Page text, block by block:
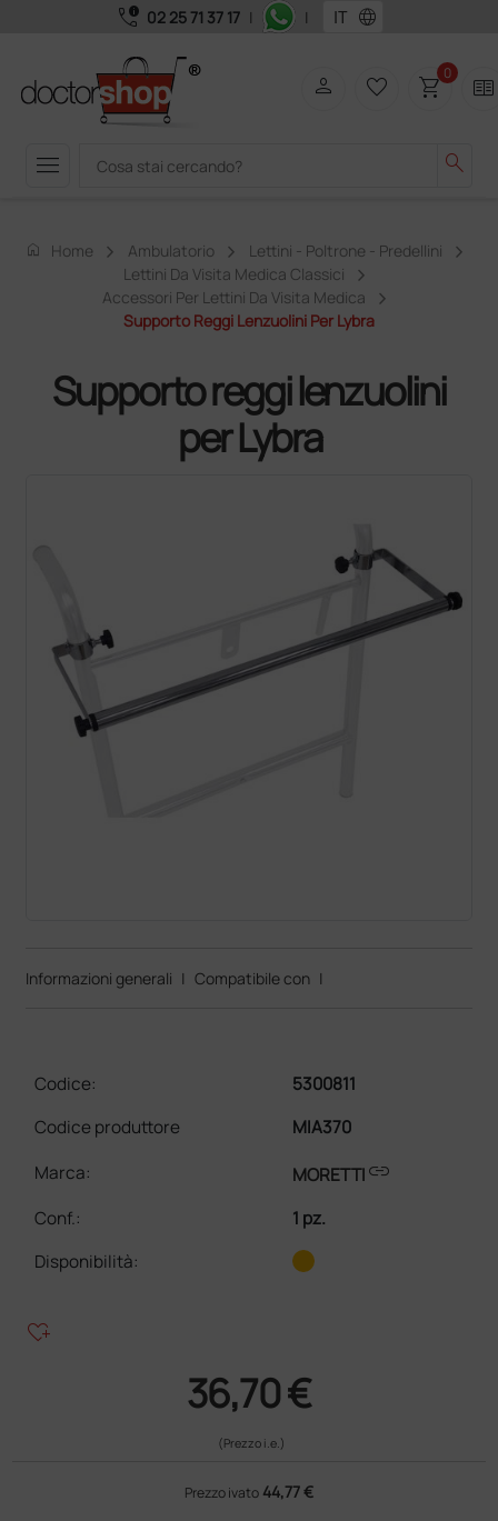
call_quality 02 25 71 37 17 | | language
menu search
person favorite_border shopping_cart0 two_pager
home Home Ambulatorio
Lettini - Poltrone - Predellini
Lettini Da Visita Medica Classici
Accessori Per Lettini Da Visita Medica
Supporto Reggi Lenzuolini Per Lybra
Supporto reggi lenzuolini
per Lybra
Informazioni generali | Compatibile con |
Codice:
5300811
Codice produttore
MIA370
Marca:
MORETTIlink
Conf.:
1 pz.
Disponibilità:
heart_plus
36,70 €
(Prezzo i.e.)
Prezzo ivato 44,77 €